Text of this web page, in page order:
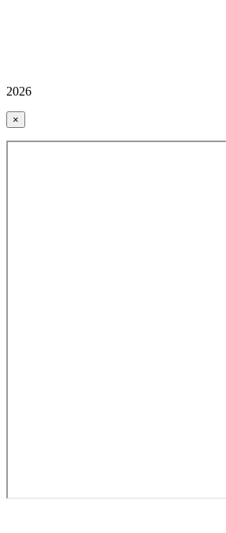
2026
×